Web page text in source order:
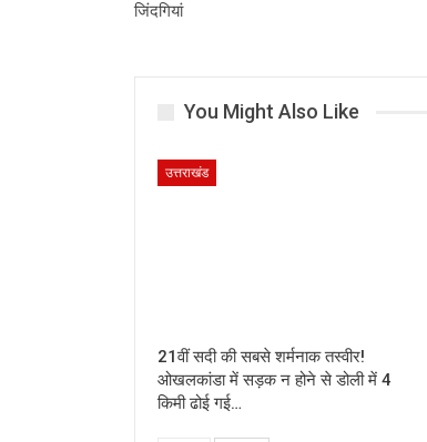
जिंदगियां
You Might Also Like
उत्तराखंड
21वीं सदी की सबसे शर्मनाक तस्वीर!
ओखलकांडा में सड़क न होने से डोली में 4
किमी ढोई गई…